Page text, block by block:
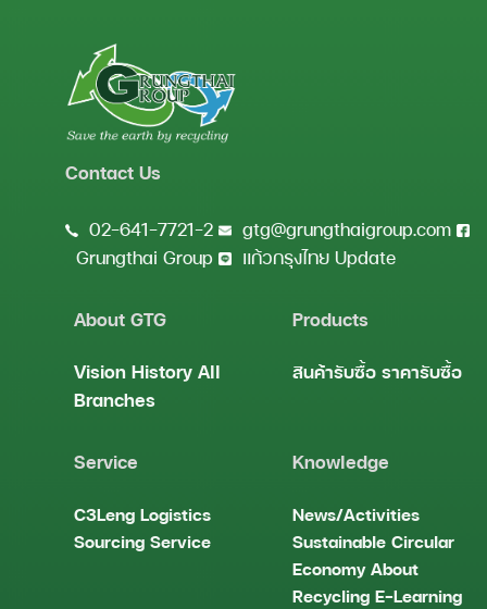
Contact Us
02-641-7721-2
gtg@grungthaigroup.com
Grungthai Group
แก้วกรุงไทย Update
About GTG
Vision History All
Branches
Products
สินค้ารับซื้อ ราคารับซื้อ
Service
C3Leng Logistics
Sourcing Service
Knowledge
News/Activities
Sustainable Circular
Economy About
Recycling E-Learning